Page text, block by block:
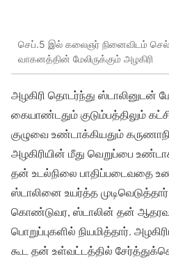
செப்.5 இல் கலைஞர் நினைவிடம்
வாகனத்தின் மேலிருக்கும் அழகிரி
அழகிரி தொடர்ந்து
கையாண்டதும் குடும்பத்திலும்
குழுவை உண்டாக்கியதும்
அழகிரியின் மீது வெறுப்பை
தன் உடல்நிலை பாதிப்படைவதை
ஸ்டாலினை உயர்த்த
கொண்டுவர, ஸ்டாலின் தன்
பொறுப்புகளில் நியமித்தார்.
கூட தன் உள்வட்டத்தில்